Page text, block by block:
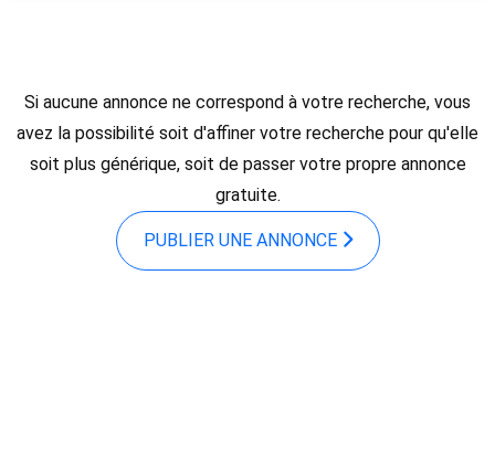
Si aucune annonce ne correspond à votre recherche, vous
avez la possibilité soit d'affiner votre recherche pour qu'elle
soit plus générique, soit de passer votre propre annonce
gratuite.
PUBLIER UNE ANNONCE